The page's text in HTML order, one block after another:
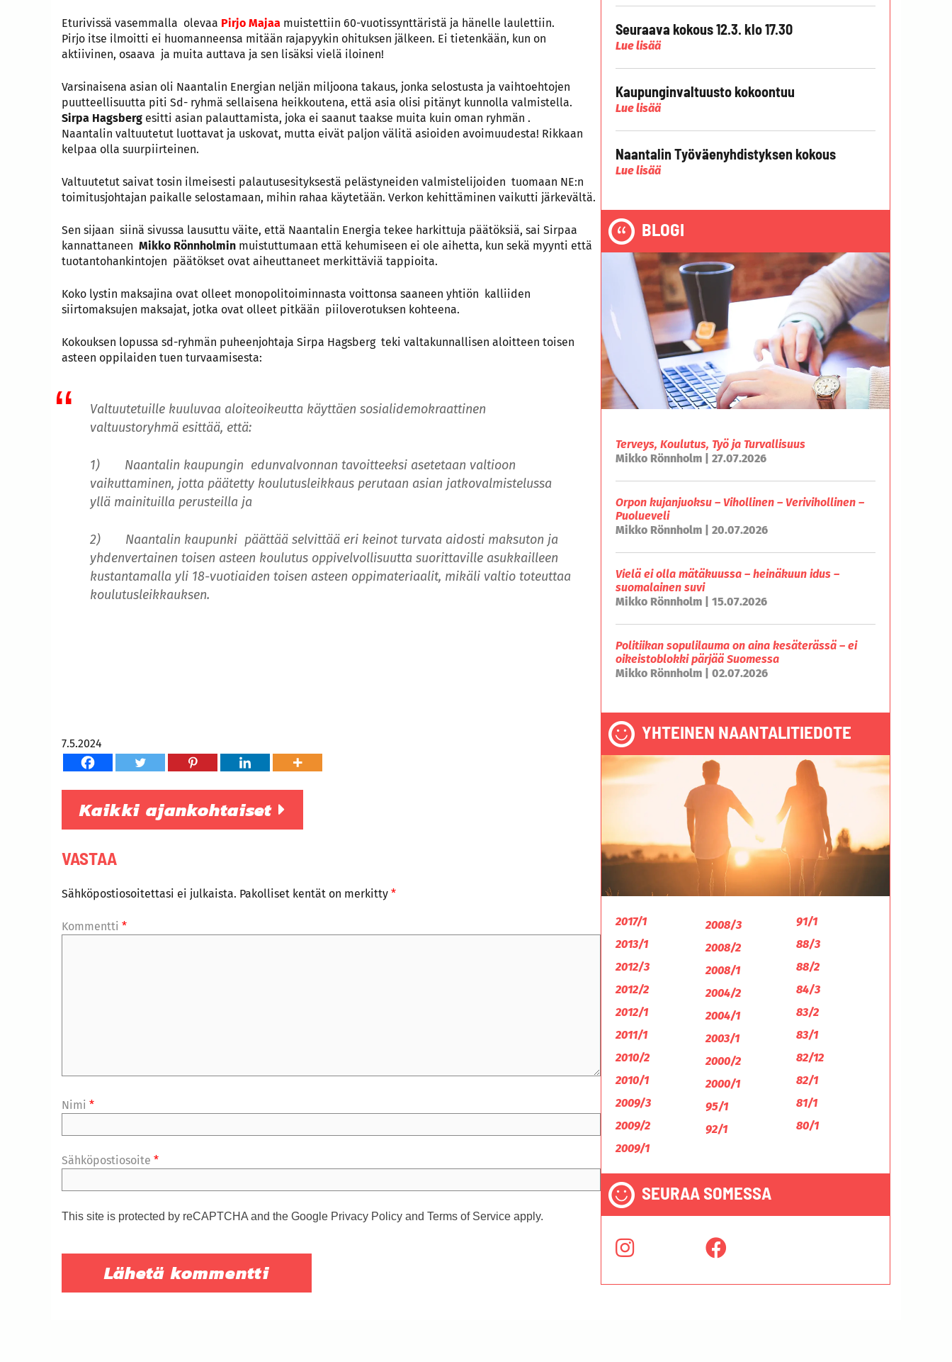
Eturivissä vasemmalla olevaa Pirjo Majaa muistettiin 60-vuotissynttäristä ja hänelle laulettiin.
Pirjo itse ilmoitti ei huomanneensa mitään rajapyykin ohituksen jälkeen. Ei tietenkään, kun on
aktiivinen, osaava ja muita auttava ja sen lisäksi vielä iloinen!
Varsinaisena asian oli Naantalin Energian neljän miljoona takaus, jonka selostusta ja vaihtoehtojen
puutteellisuutta piti Sd- ryhmä sellaisena heikkoutena, että asia olisi pitänyt kunnolla valmistella.
Sirpa Hagsberg esitti asian palauttamista, joka ei saanut taakse muita kuin oman ryhmän .
Naantalin valtuutetut luottavat ja uskovat, mutta eivät paljon välitä asioiden avoimuudesta! Rikkaan
kelpaa olla suurpiirteinen.
Valtuutetut saivat tosin ilmeisesti palautusesityksestä pelästyneiden valmistelijoiden tuomaan NE:n
toimitusjohtajan paikalle selostamaan, mihin rahaa käytetään. Verkon kehittäminen vaikutti järkevältä.
Sen sijaan siinä sivussa lausuttu väite, että Naantalin Energia tekee harkittuja päätöksiä, sai Sirpaa
kannattaneen Mikko Rönnholmin muistuttumaan että kehumiseen ei ole aihetta, kun sekä myynti että
tuotantohankintojen päätökset ovat aiheuttaneet merkittäviä tappioita.
Koko lystin maksajina ovat olleet monopolitoiminnasta voittonsa saaneen yhtiön kalliiden
siirtomaksujen maksajat, jotka ovat olleet pitkään piiloverotuksen kohteena.
Kokouksen lopussa sd-ryhmän puheenjohtaja Sirpa Hagsberg teki valtakunnallisen aloitteen toisen
asteen oppilaiden tuen turvaamisesta:
Valtuutetuille kuuluvaa aloiteoikeutta käyttäen sosialidemokraattinen
valtuustoryhmä esittää, että:
1) Naantalin kaupungin edunvalvonnan tavoitteeksi asetetaan valtioon
vaikuttaminen, jotta päätetty koulutusleikkaus perutaan asian jatkovalmistelussa
yllä mainituilla perusteilla ja
2) Naantalin kaupunki päättää selvittää eri keinot turvata aidosti maksuton ja
yhdenvertainen toisen asteen koulutus oppivelvollisuutta suorittaville asukkailleen
kustantamalla yli 18-vuotiaiden toisen asteen oppimateriaalit, mikäli valtio toteuttaa
koulutusleikkauksen.
7.5.2024
Kaikki ajankohtaiset
VASTAA
Sähköpostiosoitettasi ei julkaista. Pakolliset kentät on merkitty *
Kommentti *
Nimi *
Sähköpostiosoite *
This site is protected by reCAPTCHA and the Google Privacy Policy and Terms of Service apply.
Seuraava kokous 12.3. klo 17.30
Lue lisää
Kaupunginvaltuusto kokoontuu
Lue lisää
Naantalin Työväenyhdistyksen kokous
Lue lisää
BLOGI
Terveys, Koulutus, Työ ja Turvallisuus
Mikko Rönnholm | 27.07.2026
Orpon kujanjuoksu – Vihollinen – Verivihollinen –
Puolueveli
Mikko Rönnholm | 20.07.2026
Vielä ei olla mätäkuussa – heinäkuun idus –
suomalainen suvi
Mikko Rönnholm | 15.07.2026
Politiikan sopulilauma on aina kesäterässä – ei
oikeistoblokki pärjää Suomessa
Mikko Rönnholm | 02.07.2026
YHTEINEN NAANTALITIEDOTE
2017/1
2013/1
2012/3
2012/2
2012/1
2011/1
2010/2
2010/1
2009/3
2009/2
2009/1
2008/3
2008/2
2008/1
2004/2
2004/1
2003/1
2000/2
2000/1
95/1
92/1
91/1
88/3
88/2
84/3
83/2
83/1
82/12
82/1
81/1
80/1
SEURAA SOMESSA